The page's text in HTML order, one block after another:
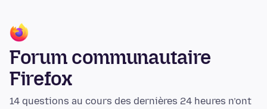
Forum communautaire
Firefox
14 questions au cours des dernières 24 heures n’ont